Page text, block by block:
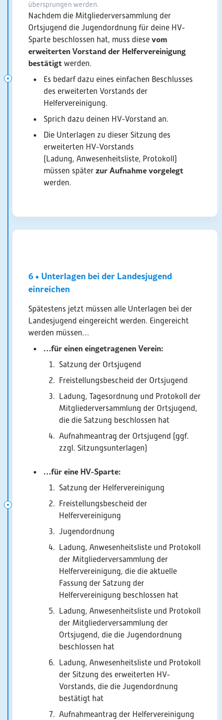
übersprungen werden.
Nachdem die Mitgliederversammlung der
Ortsjugend die Jugendordnung für deine HV-
Sparte beschlossen hat, muss diese vom
erweiterten Vorstand der Helfervereinigung
bestätigt werden.
Es bedarf dazu eines einfachen Beschlusses
des erweiterten Vorstands der
Helfervereinigung.
Sprich dazu deinen HV-Vorstand an.
Die Unterlagen zu dieser Sitzung des
erweiterten HV-Vorstands
(Ladung, Anwesenheitsliste, Protokoll)
müssen späterzur Aufnahmevorgelegt
werden.
6 • Unterlagen bei der Landesjugend
einreichen
Spätestens jetzt müssen alle Unterlagen bei der
Landesjugend eingereicht werden. Eingereicht
werden müssen…
…für einen eingetragenen Verein:
Satzung der Ortsjugend
Freistellungsbescheid der Ortsjugend
Ladung, Tagesordnung und Protokoll der
Mitgliederversammlung der Ortsjugend,
die die Satzung beschlossen hat
Aufnahmeantrag der Ortsjugend (ggf.
zzgl. Sitzungsunterlagen)
…für eine HV-Sparte:
Satzung der Helfervereinigung
Freistellungsbescheid der
Helfervereinigung
Jugendordnung
Ladung, Anwesenheitsliste und Protokoll
der Mitgliederversammlung der
Helfervereinigung, die die aktuelle
Fassung der Satzung der
Helfervereinigung beschlossen hat
Ladung, Anwesenheitsliste und Protokoll
der Mitgliederversammlung der
Ortsjugend, die die Jugendordnung
beschlossen hat
Ladung, Anwesenheitsliste und Protokoll
der Sitzung des erweiterten HV-
Vorstands, die die Jugendordnung
bestätigt hat
Aufnahmeantrag der Helfervereinigung